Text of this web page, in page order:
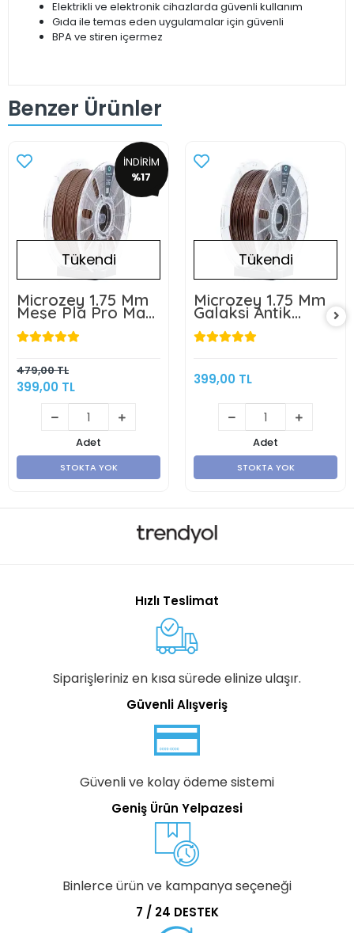
Elektrikli ve elektronik cihazlarda güvenli kullanım
Gıda ile temas eden uygulamalar için güvenli
BPA ve stiren içermez
Benzer Ürünler
İNDİRİM
%17
Tükendi
Microzey 1.75 Mm
Meşe Pla Pro Max
Filament 0,5 KG
479,00 TL
399,00 TL
Adet
STOKTA YOK
Tükendi
Microzey 1.75 Mm
Galaksi Antik
Kırmızı Pro Max
Filament 1KG
399,00 TL
Adet
STOKTA YOK
Hızlı Teslimat
Siparişleriniz en kısa sürede elinize ulaşır.
Güvenli Alışveriş
Güvenli ve kolay ödeme sistemi
Geniş Ürün Yelpazesi
Binlerce ürün ve kampanya seçeneği
7 / 24 DESTEK